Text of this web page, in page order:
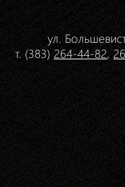
ул.
т. (383) 264-44-82,